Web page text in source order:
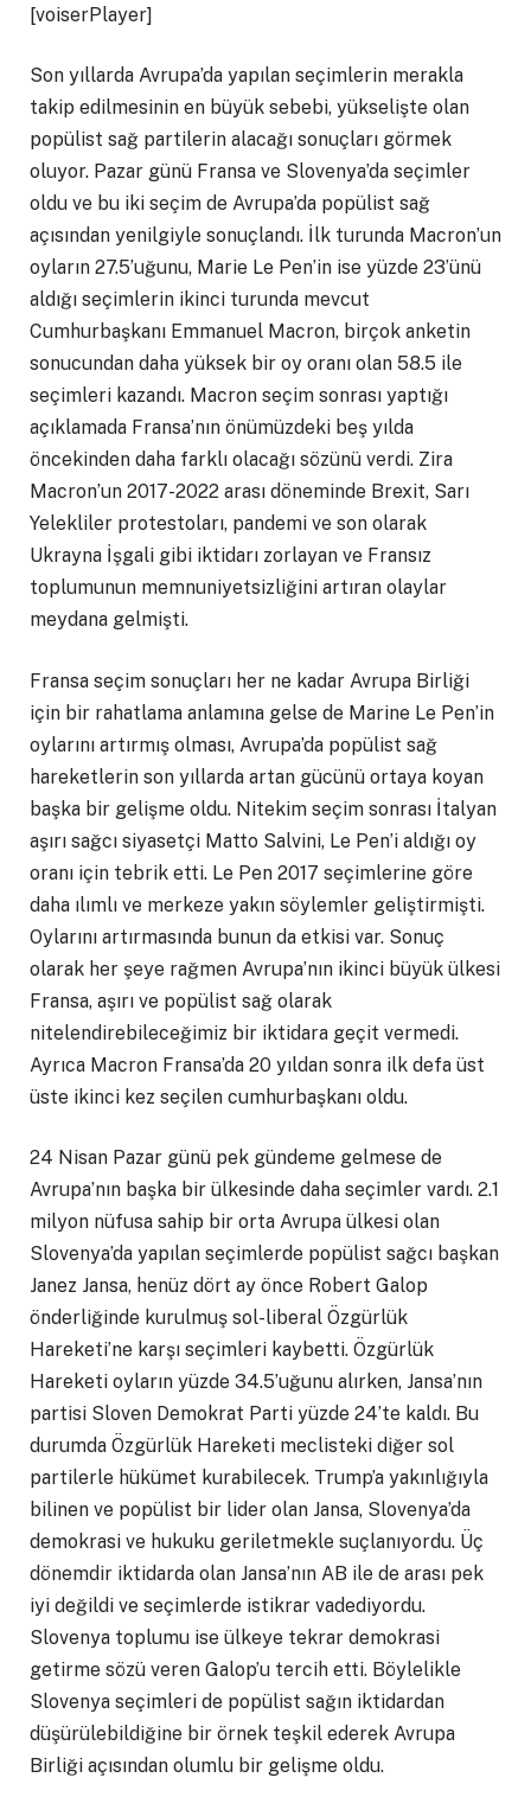
[voiserPlayer]
Son yıllarda Avrupa’da yapılan seçimlerin merakla
takip edilmesinin en büyük sebebi, yükselişte olan
popülist sağ partilerin alacağı sonuçları görmek
oluyor. Pazar günü Fransa ve Slovenya’da seçimler
oldu ve bu iki seçim de Avrupa’da popülist sağ
açısından yenilgiyle sonuçlandı. İlk turunda Macron’un
oyların 27.5’uğunu, Marie Le Pen’in ise yüzde 23’ünü
aldığı seçimlerin ikinci turunda mevcut
Cumhurbaşkanı Emmanuel Macron, birçok anketin
sonucundan daha yüksek bir oy oranı olan 58.5 ile
seçimleri kazandı. Macron seçim sonrası yaptığı
açıklamada Fransa’nın önümüzdeki beş yılda
öncekinden daha farklı olacağı sözünü verdi. Zira
Macron’un 2017-2022 arası döneminde Brexit, Sarı
Yelekliler protestoları, pandemi ve son olarak
Ukrayna İşgali gibi iktidarı zorlayan ve Fransız
toplumunun memnuniyetsizliğini artıran olaylar
meydana gelmişti.
Fransa seçim sonuçları her ne kadar Avrupa Birliği
için bir rahatlama anlamına gelse de Marine Le Pen’in
oylarını artırmış olması, Avrupa’da popülist sağ
hareketlerin son yıllarda artan gücünü ortaya koyan
başka bir gelişme oldu. Nitekim seçim sonrası İtalyan
aşırı sağcı siyasetçi Matto Salvini, Le Pen’i aldığı oy
oranı için tebrik etti. Le Pen 2017 seçimlerine göre
daha ılımlı ve merkeze yakın söylemler geliştirmişti.
Oylarını artırmasında bunun da etkisi var. Sonuç
olarak her şeye rağmen Avrupa’nın ikinci büyük ülkesi
Fransa, aşırı ve popülist sağ olarak
nitelendirebileceğimiz bir iktidara geçit vermedi.
Ayrıca Macron Fransa’da 20 yıldan sonra ilk defa üst
üste ikinci kez seçilen cumhurbaşkanı oldu.
24 Nisan Pazar günü pek gündeme gelmese de
Avrupa’nın başka bir ülkesinde daha seçimler vardı. 2.1
milyon nüfusa sahip bir orta Avrupa ülkesi olan
Slovenya’da yapılan seçimlerde popülist sağcı başkan
Janez Jansa, henüz dört ay önce Robert Galop
önderliğinde kurulmuş sol-liberal Özgürlük
Hareketi’ne karşı seçimleri kaybetti. Özgürlük
Hareketi oyların yüzde 34.5’uğunu alırken, Jansa’nın
partisi Sloven Demokrat Parti yüzde 24’te kaldı. Bu
durumda Özgürlük Hareketi meclisteki diğer sol
partilerle hükümet kurabilecek. Trump’a yakınlığıyla
bilinen ve popülist bir lider olan Jansa, Slovenya’da
demokrasi ve hukuku geriletmekle suçlanıyordu. Üç
dönemdir iktidarda olan Jansa’nın AB ile de arası pek
iyi değildi ve seçimlerde istikrar vadediyordu.
Slovenya toplumu ise ülkeye tekrar demokrasi
getirme sözü veren Galop’u tercih etti. Böylelikle
Slovenya seçimleri de popülist sağın iktidardan
düşürülebildiğine bir örnek teşkil ederek Avrupa
Birliği açısından olumlu bir gelişme oldu.